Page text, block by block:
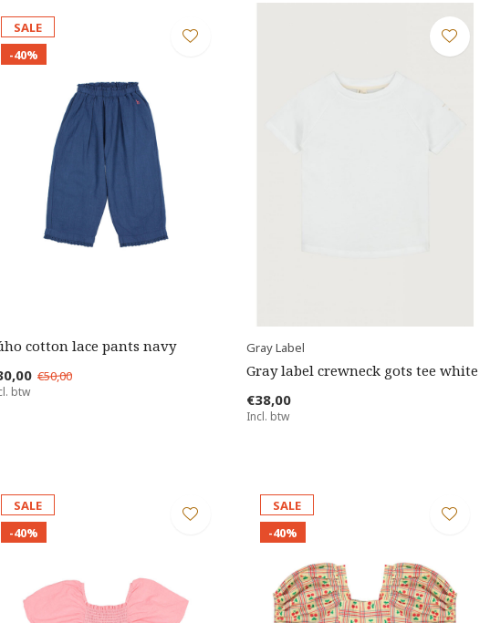
SALE
-40%
cotton lace pants navy
€50,00
btw
Gray Label
Gray label crewneck gots tee white
€38,00
Incl. btw
SALE
-40%
SALE
-40%